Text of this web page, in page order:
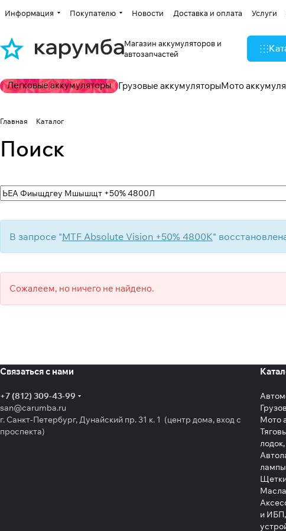
Информация Покупателю Новости Доставка и оплата Услуги
Магазин аккумуляторов и
автозапчастей
Легковые аккумуляторы Грузовые аккумуляторыМото
Главная Каталог
Поиск
В запросе "MTF Absolute Vision +50% 4800K"
Сожалеем, но ничего не найдено.
Связаться с нами
+7 (812) 309-43-99
san@carumba.ru
г. Санкт-Петербург, Дунайский пр. 31 к. 1 (центр дома, вход с
проспекта)
Мото
и